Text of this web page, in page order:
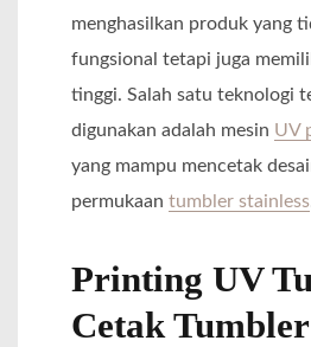
menghasilkan produk yang
fungsional tetapi juga
tinggi. Salah satu teknologi
digunakan adalah mesin UV
yang mampu mencetak
permukaan tumbler stainless
Printing UV
Cetak